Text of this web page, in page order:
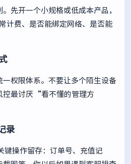
先开一个小规格或低成本产品，
计费、是否能绑定网络、是否能
权限体系。不要让多个陌生设备
控最讨厌“看不懂的管理方
录
键操作留存：订单号、充值记